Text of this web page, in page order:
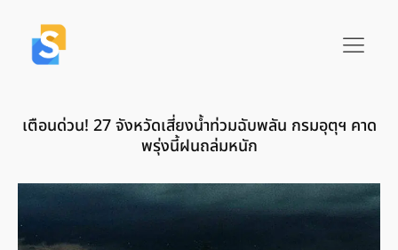
เตือนด่วน! 27 จังหวัดเสี่ยงน้ำท่วมฉับพลัน กรมอุตุฯ คาด
พรุ่งนี้ฝนถล่มหนัก